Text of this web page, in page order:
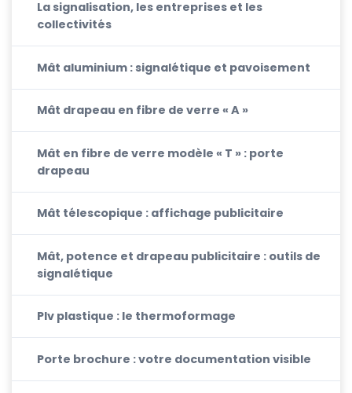
La signalisation, les entreprises et les
collectivités
Mât aluminium : signalétique et pavoisement
Mât drapeau en fibre de verre « A »
Mât en fibre de verre modèle « T » : porte
drapeau
Mât télescopique : affichage publicitaire
Mât, potence et drapeau publicitaire : outils de
signalétique
Plv plastique : le thermoformage
Porte brochure : votre documentation visible